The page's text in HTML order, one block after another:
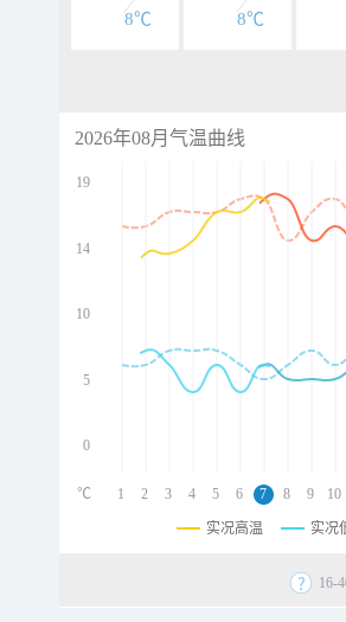
8℃ 8℃
2026年08月气温曲线
19
14
10
5
0
1 2 3 4 5 6 7 8 9 10
℃
实况高温 实况
16-